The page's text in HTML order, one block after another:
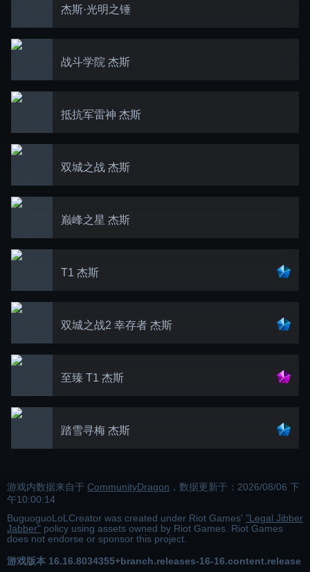
杰斯·光明之锤
战斗学院 杰斯
抵抗军雷神 杰斯
双城之战 杰斯
巅峰之星 杰斯
T1 杰斯
双城之战2 幸存者 杰斯
至臻 T1 杰斯
踏雪寻梅 杰斯
游戏内数据来自于 CommunityDragon ，数据更新于： 2026/08/06 下
午10:00:14
BuguoguoLoLCreator was created under Riot Games' "Legal Jibber
Jabber" policy using assets owned by Riot Games. Riot Games
does not endorse or sponsor this project.
游戏版本 16.16.8034355+branch.releases-16-16.content.release